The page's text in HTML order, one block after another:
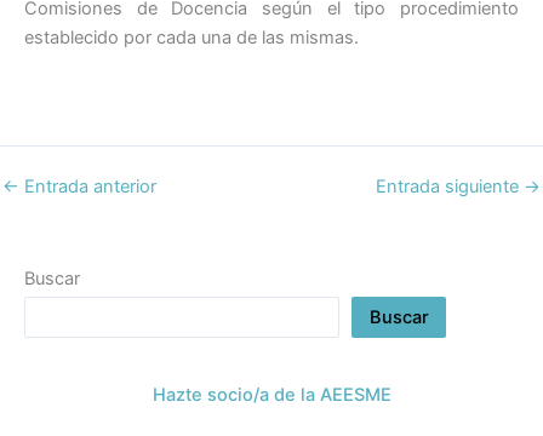
Comisiones de Docencia según el tipo procedimiento
establecido por cada una de las mismas.
← Entrada anterior Entrada siguiente →
Buscar
Buscar
Hazte socio/a de la AEESME